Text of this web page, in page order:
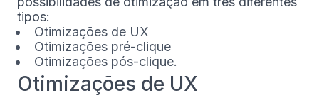
tipos:
Otimizações de UX
Otimizações pré-clique
Otimizações pós-clique.
Otimizações de UX